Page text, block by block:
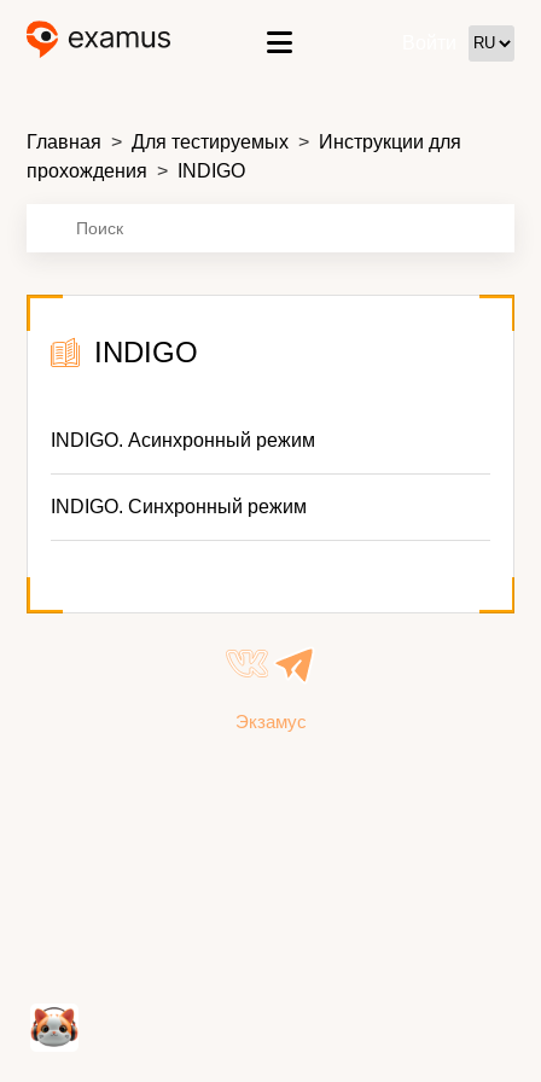
Главная Для тестируемых
Инструкции для
прохождения
INDIGO
INDIGO
INDIGO. Асинхронный режим
INDIGO. Синхронный режим
Экзамус